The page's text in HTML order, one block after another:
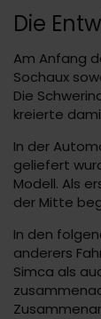
Die
Am Anfang
Sochaux
Die
kreierte
In der
geliefert
Modell. Als
der Mitte
In den
anderers
Simca als